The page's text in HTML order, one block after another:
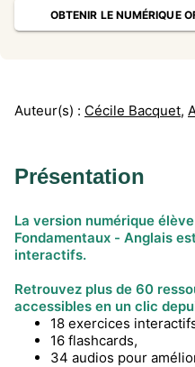
OBTENIR LE NUMÉRIQUE
Auteur(s) : Cécile Bacquet,
Présentation
La version numérique
Fondamentaux - Anglais
interactifs.
Retrouvez plus de 60
accessibles en un clic
18 exercices
16 flashcards,
34 audios pour